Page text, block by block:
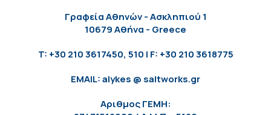
Γραφεία Αθηνών - Ασκληπιού 1
10679 Αθήνα - Greece
T: +30 210 3617450, 510 | F: +30 210 3618775
EMAIL: alykes @ saltworks.gr
Αριθμος ΓΕΜΗ: